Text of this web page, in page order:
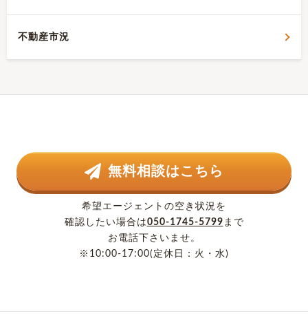
不動産市況
無料相談はこちら
希望エージェントの空き状況を
確認したい場合は050-1745-5799 まで
お電話下さいませ。
※10:00-17:00(定休日：火・水)